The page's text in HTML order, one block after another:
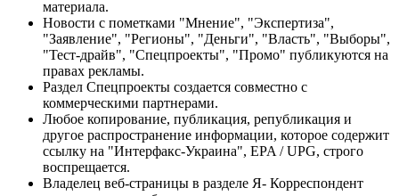
материала.
Новости с пометками "Мнение", "Экспертиза",
"Заявление", "Регионы", "Деньги", "Власть", "Выборы",
"Тест-драйв", "Спецпроекты", "Промо" публикуются на
правах рекламы.
Раздел Спецпроекты создается совместно с
коммерческими партнерами.
Любое копирование, публикация, републикация и
другое распространение информации, которое содержит
ссылку на "Интерфакс-Украина", EPA / UPG, строго
воспрещается.
Владелец веб-страницы в разделе Я- Корреспондент